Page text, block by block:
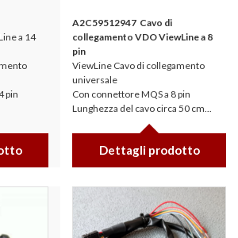
a 14
pin
A2C59512947 Cavo di
collegamento VDO ViewLine a 8
pin
ViewLine Cavo di collegamento
universale
Con connettore MQS a 8 pin
Lunghezza del cavo circa 50 cm...
Dettagli prodotto